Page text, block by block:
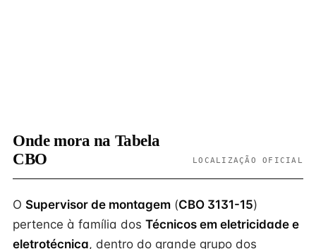
Onde mora na Tabela
CBO
LOCALIZAÇÃO OFICIAL
O Supervisor de montagem (CBO 3131-15)
pertence à família dos Técnicos em eletricidade e
eletrotécnica, dentro do grande grupo dos